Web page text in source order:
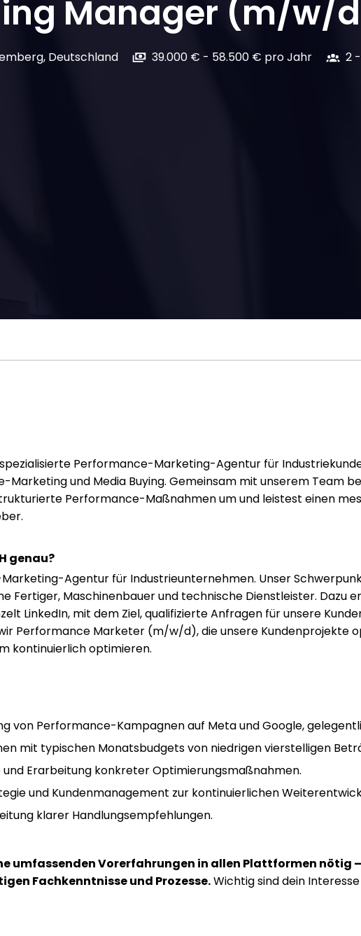
Manager (m/w/
, Deutschland 39.000 € - 58.500 € pro Jahr 2
Performance-Marketing-Agentur für
Marketing und Media Buying. Gemeinsam mit unserem Team
Performance-Maßnahmen um und leistest einen
genau?
Agentur für Industrieunternehmen. Unser
Fertiger, Maschinenbauer und technische Dienstleister. Dazu
LinkedIn, mit dem Ziel, qualifizierte Anfragen für unsere
Performance Marketer (m/w/d), die unsere Kundenprojekte
kontinuierlich optimieren.
von Performance-Kampagnen auf Meta und Google,
mit typischen Monatsbudgets von niedrigen vierstelligen
Erarbeitung konkreter Optimierungsmaßnahmen.
und Kundenmanagement zur kontinuierlichen
klarer Handlungsempfehlungen.
umfassenden Vorerfahrungen in allen Plattformen nötig
Fachkenntnisse und Prozesse.Wichtig sind dein